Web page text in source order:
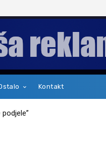
Kontakt